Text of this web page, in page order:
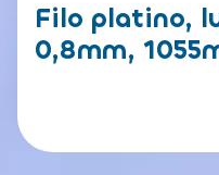
Filo platino,
0,8mm,